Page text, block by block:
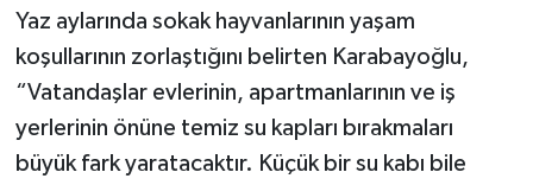
Yaz aylarında sokak hayvanlarının yaşam
koşullarının zorlaştığını belirten Karabayoğlu,
“Vatandaşlar evlerinin, apartmanlarının ve iş
yerlerinin önüne temiz su kapları bırakmaları
büyük fark yaratacaktır. Küçük bir su kabı bile